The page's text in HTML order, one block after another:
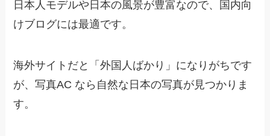
日本人モデルや日本の風景が豊富なので、国内向
けブログには最適です。
海外サイトだと「外国人ばかり」になりがちです
が、写真AC なら自然な日本の写真が見つかりま
す。